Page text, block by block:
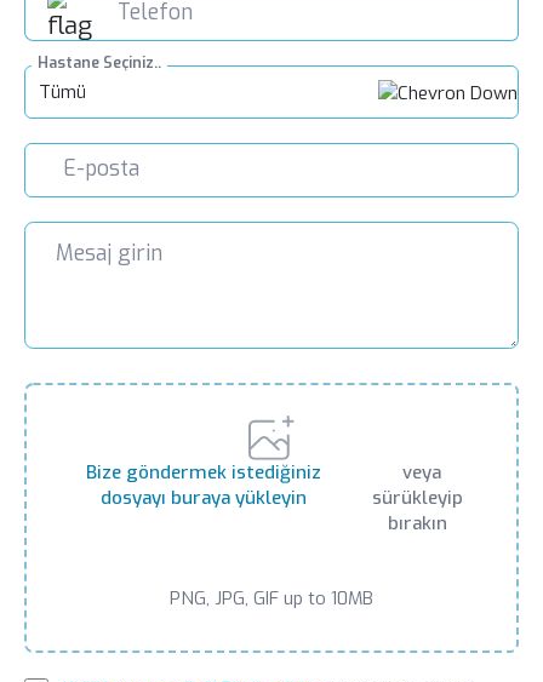
Göğüs Hastalıkları
LIV HOSPITAL GAZIANTEP
Göğüs Hastalıkları
Hastane Seçiniz..
Tümü
Bize göndermek istediğiniz
dosyayı buraya yükleyin
veya
sürükleyip
bırakın
PNG, JPG, GIF up to 10MB